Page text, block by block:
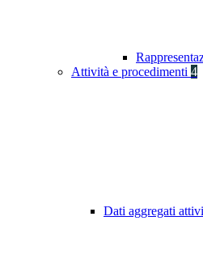
Attività e procedimenti 4
Dati aggregati